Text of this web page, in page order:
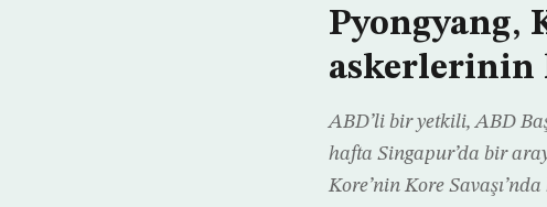
Pyongyang,
askerlerinin
ABD’li bir yetkili, ABD
hafta Singapur’da bir
Kore’nin Kore